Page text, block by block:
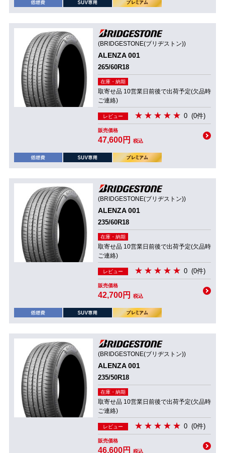
(BRIDGESTONE(ブリヂストン))
ALENZA 001
265/60R18
在庫・納期
取寄せ品 10営業日前後で出荷予定(欠品時
ご連絡)
レビュー 0 (0件)
販売価格
47,600円 税込
(BRIDGESTONE(ブリヂストン))
ALENZA 001
235/60R18
在庫・納期
取寄せ品 10営業日前後で出荷予定(欠品時
ご連絡)
レビュー 0 (0件)
販売価格
42,700円 税込
(BRIDGESTONE(ブリヂストン))
ALENZA 001
235/50R18
在庫・納期
取寄せ品 10営業日前後で出荷予定(欠品時
ご連絡)
レビュー 0 (0件)
販売価格
46,600円 税込